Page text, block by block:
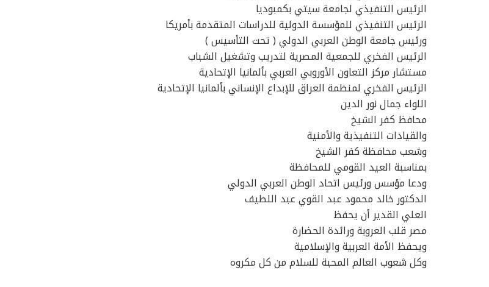
الرئيس التنفيذي لجامعة سيتي بكمبوديا
الرئيس التنفيذي للمؤسسة الدولية للدراسات المتقدمة بأمريكا
ورئيس جامعة الوطن العربي الدولي ( تحت التأسيس )
الرئيس الفخري للجمعية المصرية لتدريب وتشغيل الشباب
مستشار مركز التعاون الأوروبي العربي بألمانيا الإتحادية
الرئيس الفخري لمنظمة العراق للإبداع الإنساني بألمانيا الإتحادية
اللواء جمال نور الدين
محافظ كفر الشيخ
والقيادات التنفيذية والأمنية
وشعب محافظة كفر الشيخ
بمناسبة العيد القومي للمحافظة
ودعا مؤسس ورئيس اتحاد الوطن العربي الدولي
الدكتور خالد محمود عبد القوي عبد اللطيف
العلي القدير أن يحفظ
مصر قلب العروبة ورائدة الحضارة
ويحفظ الأمة العربية والإسلامية
وكل شعوب العالم المحبة للسلام من كل مكروه